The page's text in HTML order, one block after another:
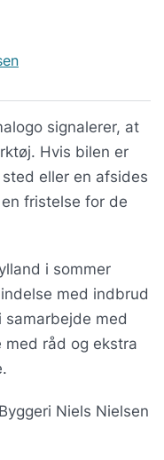
signalerer, at
Hvis bilen er
eller en afsides
fristelse for de
i sommer
med indbrud
med
med råd og ekstra
Niels Nielsen